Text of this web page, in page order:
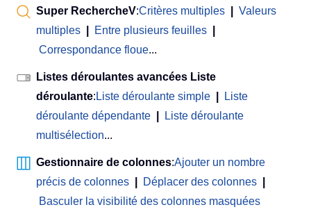
Super RechercheV:Critères multiples
Valeurs
multiples
Entre plusieurs feuilles
Correspondance floue...
Listes déroulantes avancées Liste
déroulante: Liste déroulante simple
Liste
déroulante dépendante
Liste déroulante
multisélection...
Gestionnaire de colonnes:Ajouter un nombre
précis de colonnes
Déplacer des colonnes
Basculer la visibilité des colonnes masquées